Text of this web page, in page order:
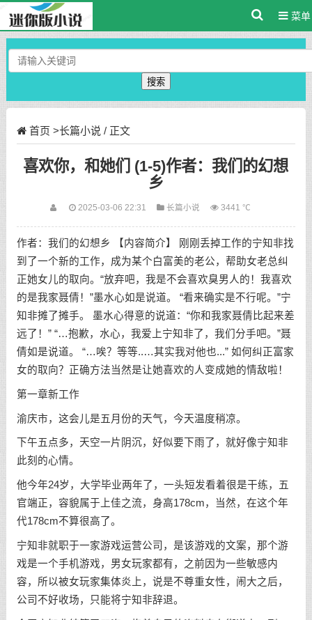
菜单
搜索
首页 >长篇小说 / 正文
喜欢你，和她们 (1-5)作者：我们的幻想
乡
2025-03-06 22:31 长篇小说 3441 ℃
作者：我们的幻想乡 【内容简介】 刚刚丢掉工作的宁知非找
到了一个新的工作，成为某个白富美的老公，帮助女老总纠
正她女儿的取向。“放弃吧，我是不会喜欢臭男人的！我喜欢
的是我家聂倩！”墨水心如是说道。 “看来确实是不行呢。”宁
知非摊了摊手。 墨水心得意的说道：“你和我家聂倩比起来差
远了！” “…抱歉，水心，我爱上宁知非了，我们分手吧。”聂
倩如是说道。 “…唉？等等..…其实我对他也...” 如何纠正富家
女的取向？正确方法当然是让她喜欢的人变成她的情敌啦！
第一章新工作
渝庆市，这会儿是五月份的天气，今天温度稍凉。
下午五点多，天空一片阴沉，好似要下雨了，就好像宁知非
此刻的心情。
他今年24岁，大学毕业两年了，一头短发看着很是干练，五
官端正，容貌属于上佳之流，身高178cm，当然，在这个年
代178cm不算很高了。
宁知非就职于一家游戏运营公司，是该游戏的文案，那个游
戏是一个手机游戏，男女玩家都有，之前因为一些敏感内
容，所以被女玩家集体炎上，说是不尊重女性，闹大之后，
公司不好收场，只能将宁知非辞退。